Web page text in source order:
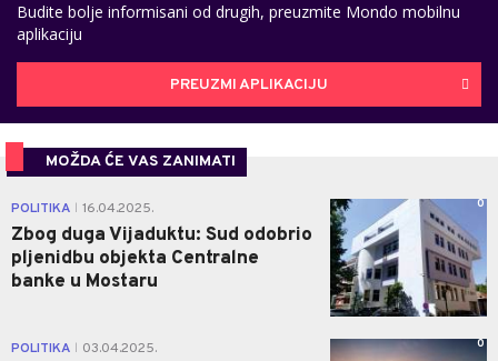
Budite bolje informisani od drugih, preuzmite Mondo mobilnu
aplikaciju
PREUZMI APLIKACIJU
MOŽDA ĆE VAS ZANIMATI
POLITIKA 16.04.2025.
Zbog duga Vijaduktu: Sud odobrio
pljenidbu objekta Centralne
banke u Mostaru
0
POLITIKA 03.04.2025. 0